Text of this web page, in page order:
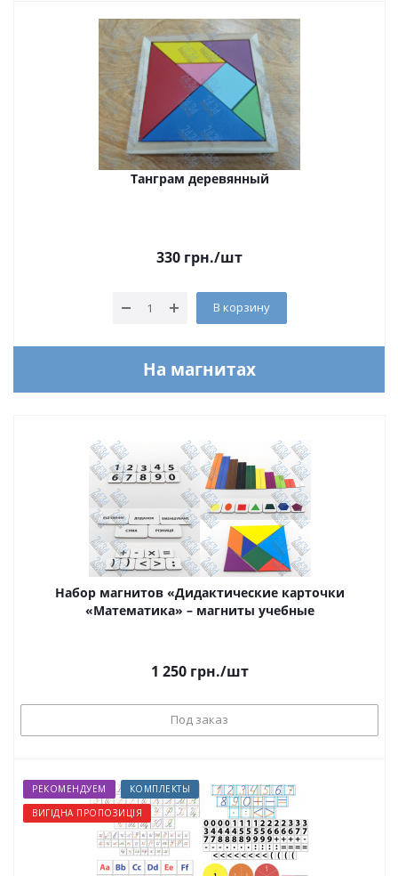
Танграм деревянный
330 грн./шт
В корзину
На магнитах
Набор магнитов «Дидактические карточки
«Математика» – магниты учебные
1 250грн./шт
Под заказ
РЕКОМЕНДУЕМ
КОМПЛЕКТЫ
ВИГІДНА ПРОПОЗИЦІЯ